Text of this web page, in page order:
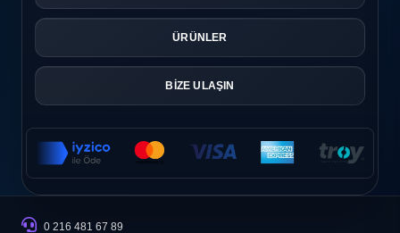
ÜRÜNLER
BİZE ULAŞIN
0 216 481 67 89